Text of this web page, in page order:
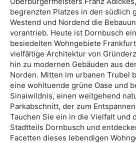
begrenzten Platzes in den südlich
Westend und Nordend die
vorantrieb. Heute ist Dornbusch
besiedelten Wohngebiete
vielfältige Architektur von
hin zu modernen Gebäuden aus
Norden. Mitten im urbanen Trubel
eine wohltuende grüne Oase und
Sinaiwildnis, einen weitgehend
Parkabschnitt, der zum
Tauchen Sie ein in die Vielfalt und
Stadtteils Dornbusch und
Facetten dieses lebendigen